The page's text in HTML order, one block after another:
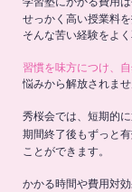
せっかく高い授業料
そんな苦い経験をよく
習慣を味方につけ、
悩みから解放されませ
秀桜会では、短期的
期間終了後もずっと有
ことができます。
かかる時間や費用対